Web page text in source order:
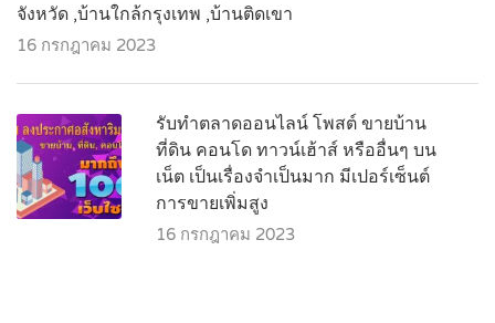
จังหวัด ,บ้านใกล้กรุงเทพ ,บ้านติดเขา
16 กรกฎาคม 2023
รับทำตลาดออนไลน์ โพสต์ ขายบ้าน
ที่ดิน คอนโด ทาวน์เฮ้าส์ หรืออื่นๆ บน
เน็ต เป็นเรื่องจำเป็นมาก มีเปอร์เซ็นต์
การขายเพิ่มสูง
16 กรกฎาคม 2023